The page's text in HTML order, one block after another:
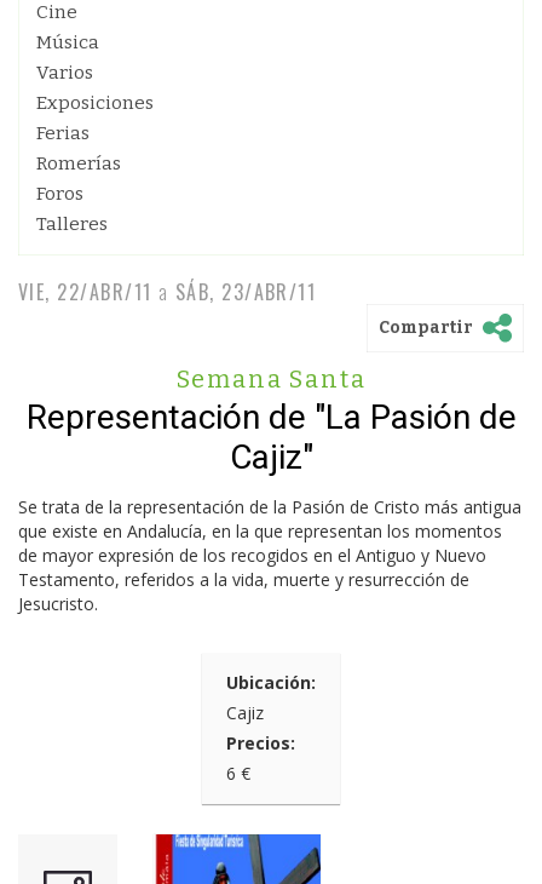
Cine
Música
Varios
Exposiciones
Ferias
Romerías
Foros
Talleres
VIE, 22/ABR/11 a SÁB, 23/ABR/11
Compartir
Semana Santa
Representación de "La Pasión de
Cajiz"
Se trata de la representación de la Pasión de Cristo más antigua
que existe en Andalucía, en la que representan los momentos
de mayor expresión de los recogidos en el Antiguo y Nuevo
Testamento, referidos a la vida, muerte y resurrección de
Jesucristo.
Ubicación:
Cajiz
Precios:
6 €